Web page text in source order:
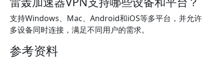
支持Windows、Mac、Android和iOS等多平台，并允许
多设备同时连接，满足不同用户的需求。
参考资料